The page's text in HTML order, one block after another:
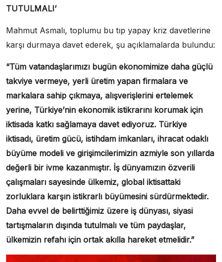
TUTULMALI’
Mahmut Asmalı, toplumu bu tıp yapay kriz davetlerine
karşı durmaya davet ederek, şu açıklamalarda bulundu:
“Tüm vatandaşlarımızı bugün ekonomimize daha güçlü
takviye vermeye, yerli üretim yapan firmalara ve
markalara sahip çıkmaya, alışverişlerini ertelemek
yerine, Türkiye’nin ekonomik istikrarını korumak için
iktisada katkı sağlamaya davet ediyoruz. Türkiye
iktisadı, üretim gücü, istihdam imkanları, ihracat odaklı
büyüme modeli ve girişimcilerimizin azmiyle son yıllarda
değerli bir ivme kazanmıştır. İş dünyamızın özverili
çalışmaları sayesinde ülkemiz, global iktisattaki
zorluklara karşın istikrarlı büyümesini sürdürmektedir.
Daha evvel de belirttiğimiz üzere iş dünyası, siyasi
tartışmaların dışında tutulmalı ve tüm paydaşlar,
ülkemizin refahı için ortak akılla hareket etmelidir.”